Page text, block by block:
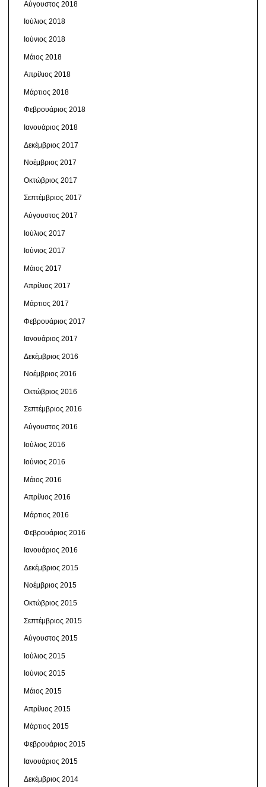
Αύγουστος 2018
Ιούλιος 2018
Ιούνιος 2018
Μάιος 2018
Απρίλιος 2018
Μάρτιος 2018
Φεβρουάριος 2018
Ιανουάριος 2018
Δεκέμβριος 2017
Νοέμβριος 2017
Οκτώβριος 2017
Σεπτέμβριος 2017
Αύγουστος 2017
Ιούλιος 2017
Ιούνιος 2017
Μάιος 2017
Απρίλιος 2017
Μάρτιος 2017
Φεβρουάριος 2017
Ιανουάριος 2017
Δεκέμβριος 2016
Νοέμβριος 2016
Οκτώβριος 2016
Σεπτέμβριος 2016
Αύγουστος 2016
Ιούλιος 2016
Ιούνιος 2016
Μάιος 2016
Απρίλιος 2016
Μάρτιος 2016
Φεβρουάριος 2016
Ιανουάριος 2016
Δεκέμβριος 2015
Νοέμβριος 2015
Οκτώβριος 2015
Σεπτέμβριος 2015
Αύγουστος 2015
Ιούλιος 2015
Ιούνιος 2015
Μάιος 2015
Απρίλιος 2015
Μάρτιος 2015
Φεβρουάριος 2015
Ιανουάριος 2015
Δεκέμβριος 2014